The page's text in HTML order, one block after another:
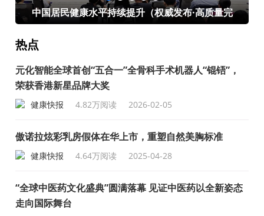
中国居民健康水平持续提升（权威发布·高质量完
热点
元化智能全球首创“五合一”全骨科手术机器人“锟铻”，
荣获香港新星品牌大奖
健康快报 4.82万阅读 2026-02-05
傲诺拉炫彩乳房假体在华上市，重塑自然美胸标准
健康快报 4.64万阅读 2025-04-28
“全球中医药文化盛典”圆满落幕 见证中医药以全新姿态
走向国际舞台